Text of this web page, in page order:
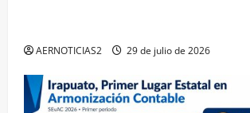
AERNOTICIAS2 29 de julio de 2026